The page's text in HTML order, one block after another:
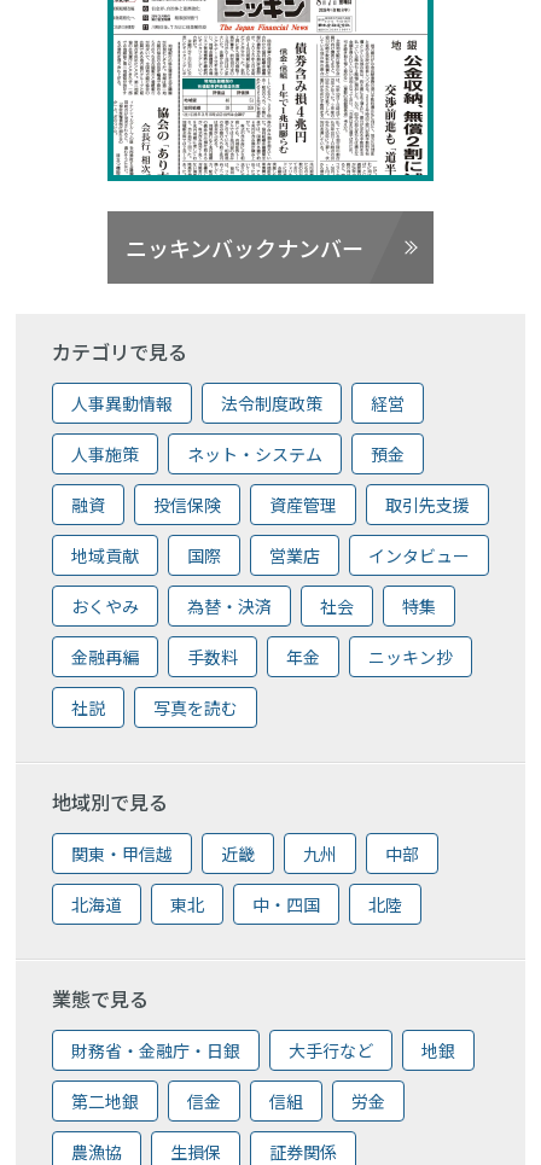
ニッキンバックナンバー
カテゴリで見る
人事異動情報 法令制度政策 経営
人事施策 ネット・システム 預金
融資 投信保険 資産管理 取引先支援
地域貢献 国際 営業店 インタビュー
おくやみ 為替・決済 社会 特集
金融再編 手数料 年金 ニッキン抄
社説 写真を読む
地域別で見る
関東・甲信越 近畿 九州 中部
北海道 東北 中・四国 北陸
業態で見る
財務省・金融庁・日銀 大手行など 地銀
第二地銀 信金 信組 労金
農漁協 生損保 証券関係